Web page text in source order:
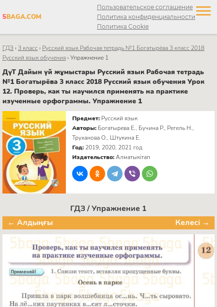
5BAGA.COM
Пользовательское соглашение
Политика конфиденциальности
Политика Cookie
ГДЗ › 3 класс › Русский язык Рабочая тетрадь №1 Богатырёва 3 класс 2018
Русский язык обучения›Упражнение 1
ДүТ Дайын үй жұмыстары Русский язык Рабочая тетрадь
№1 Богатырёва 3 класс 2018 Русский язык обучения Урок
12. Проверь, как ты научился применять на практике
изученные орфограммы. Упражнение 1
Предмет: Русский язык
Авторы: Богатырева Е., Бучина Р., Регель Н.,
Труханова О., Штукина Е.
Год: 2019, 2020, 2021 год
Издательство:Алматыкітап
ГДЗ / Упражнение 1
← Алдыңғы
Келесі →